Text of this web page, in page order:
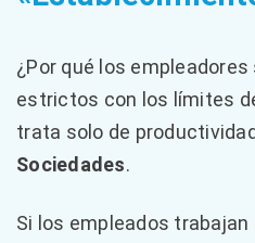
¿Por qué los
estrictos con los límites
trata solo de
Sociedades.
Si los empleados